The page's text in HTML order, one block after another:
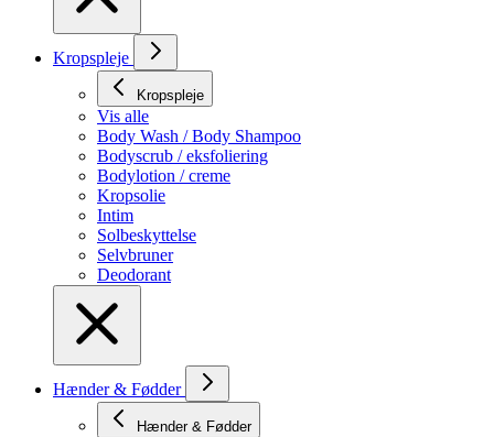
Kropspleje
Kropspleje
Vis alle
Body Wash / Body Shampoo
Bodyscrub / eksfoliering
Bodylotion / creme
Kropsolie
Intim
Solbeskyttelse
Selvbruner
Deodorant
Hænder & Fødder
Hænder & Fødder